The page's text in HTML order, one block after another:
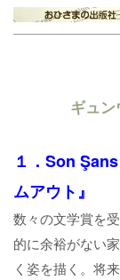
ギュ
１．Son
ムアウト』
数々の文学賞を
的に余裕がない
く姿を描く。将